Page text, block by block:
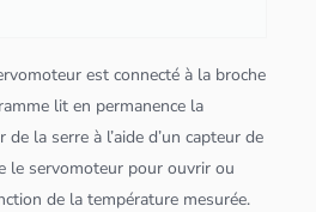
est connecté à la broche
lit en permanence la
la serre à l’aide d’un capteur de
le servomoteur pour ouvrir ou
de la température mesurée.